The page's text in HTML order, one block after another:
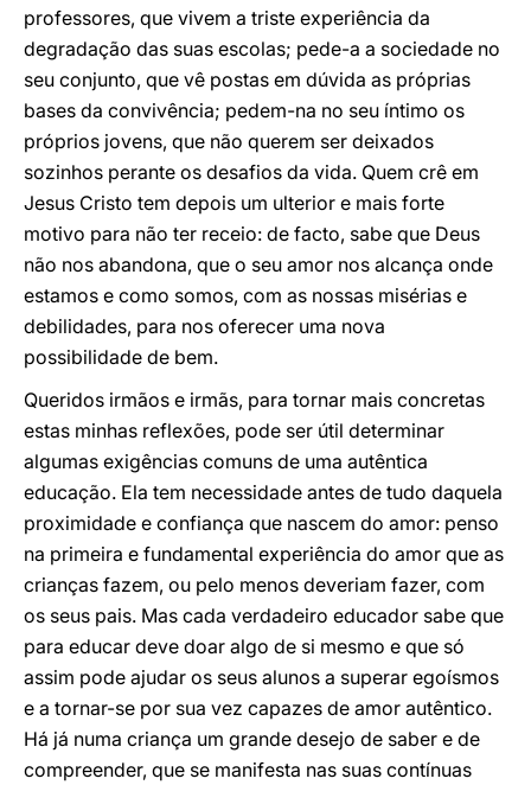
professores, que vivem a triste experiência da
degradação das suas escolas; pede-a a sociedade no
seu conjunto, que vê postas em dúvida as próprias
bases da convivência; pedem-na no seu íntimo os
próprios jovens, que não querem ser deixados
sozinhos perante os desafios da vida. Quem crê em
Jesus Cristo tem depois um ulterior e mais forte
motivo para não ter receio: de facto, sabe que Deus
não nos abandona, que o seu amor nos alcança onde
estamos e como somos, com as nossas misérias e
debilidades, para nos oferecer uma nova
possibilidade de bem.
Queridos irmãos e irmãs, para tornar mais concretas
estas minhas reflexões, pode ser útil determinar
algumas exigências comuns de uma autêntica
educação. Ela tem necessidade antes de tudo daquela
proximidade e confiança que nascem do amor: penso
na primeira e fundamental experiência do amor que as
crianças fazem, ou pelo menos deveriam fazer, com
os seus pais. Mas cada verdadeiro educador sabe que
para educar deve doar algo de si mesmo e que só
assim pode ajudar os seus alunos a superar egoísmos
e a tornar-se por sua vez capazes de amor autêntico.
Há já numa criança um grande desejo de saber e de
compreender, que se manifesta nas suas contínuas